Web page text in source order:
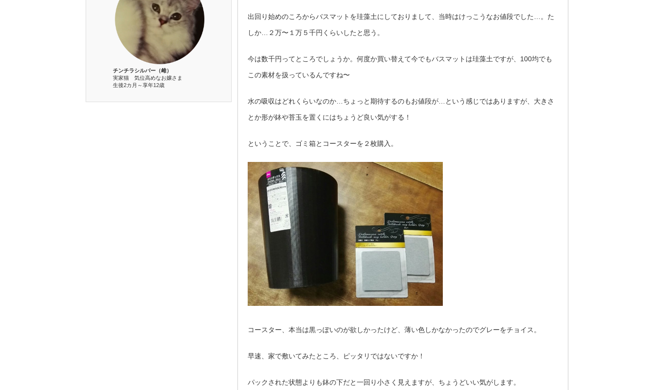
出回り始めのころからバスマットを珪藻土にしておりまして、当時はけっこうなお値段でした…。た
しか…２万〜１万５千円くらいしたと思う。
今は数千円ってところでしょうか。何度か買い替えて今でもバスマットは珪藻土ですが、100均でも
この素材を扱っているんですね〜
水の吸収はどれくらいなのか…ちょっと期待するのもお値段が…という感じではありますが、大きさ
とか形が鉢や苔玉を置くにはちょうど良い気がする！
ということで、ゴミ箱とコースターを２枚購入。
コースター、本当は黒っぽいのが欲しかったけど、薄い色しかなかったのでグレーをチョイス。
早速、家で敷いてみたところ、ピッタリではないですか！
パックされた状態よりも鉢の下だと一回り小さく見えますが、ちょうどいい気がします。
チンチラシルバー（雌）
実家猫 気位高めなお嬢さま
生後2カ月～享年12歳